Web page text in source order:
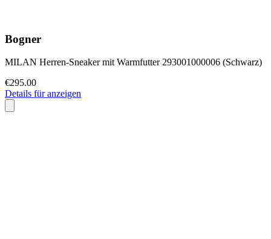
Bogner
MILAN Herren-Sneaker mit Warmfutter 293001000006 (Schwarz)
€295.00
Details für anzeigen